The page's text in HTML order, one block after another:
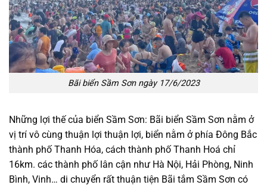
Bãi biển Sầm Sơn ngày 17/6/2023
Những lợi thế của biển Sầm Sơn: Bãi biển Sầm Sơn nằm ở
vị trí vô cùng thuận lợi thuận lợi, biển nằm ở phía Đông Bắc
thành phố Thanh Hóa, cách thành phố Thanh Hoá chỉ
16km. các thành phố lân cận như Hà Nội, Hải Phòng, Ninh
Bình, Vinh… di chuyển rất thuận tiện Bãi tắm Sầm Sơn có